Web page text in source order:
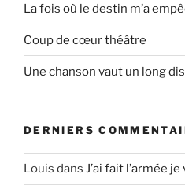
La fois où le destin m’a
Coup de cœur théâtre
Une chanson vaut un long
DERNIERS
Louis dans J’ai fait l’armée je